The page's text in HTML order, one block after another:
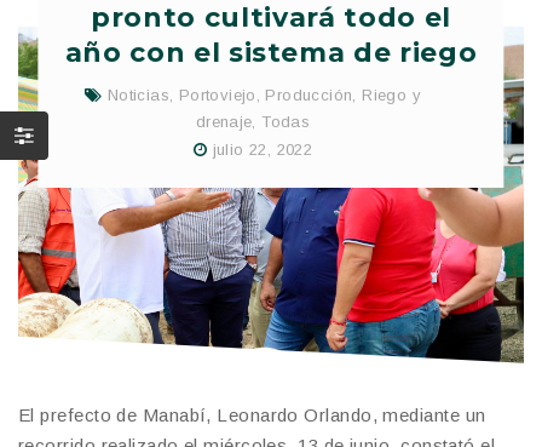
pronto cultivará todo el
año con el sistema de riego
Noticias, Portoviejo , Producción, Riego y
drenaje, Todas
julio 22, 2022
El prefecto de Manabí, Leonardo Orlando, mediante un